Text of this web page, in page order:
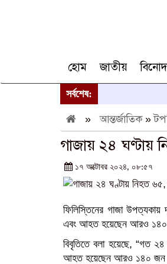
হোম জাতীয়
সর্বশেষ:
»আন্তর্জাতিক»
গাজায় ২৪ ঘণ্টায়
১৭ অক্টোবর ২০২৪, ০৮:৫৭
ফিলিস্তিনের গাজা উপত্যকায়
এবং আহত হয়েছেন আরও ১৪০
বিবৃতিতে বলা হয়েছে, “গত
আহত হয়েছেন আরও ১৪০